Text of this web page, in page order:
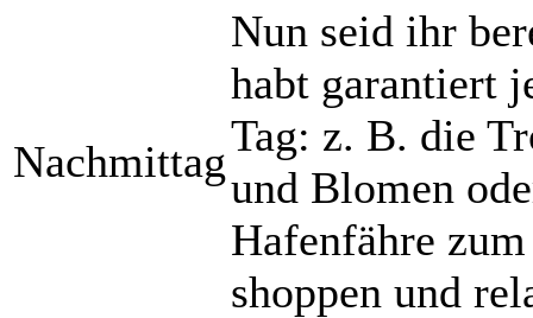
Nachmittag
Nun seid ihr
habt garantiert
Tag: z. B. die
und Blomen
Hafenfähre
shoppen und